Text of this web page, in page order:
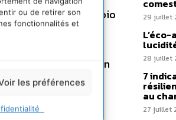
ou de retirer son
fonctionnalités et
les préférences
de culture « bio
la médecine «
d’industrie.
voit amputé de son
« matières
Les
dans les
29 juillet
28 juillet
7
au
27 juillet